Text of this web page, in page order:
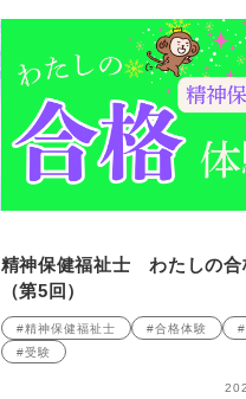
精神保健福祉士 わたしの合
（第5回）
#精神保健福祉士 #合格体験
#受験